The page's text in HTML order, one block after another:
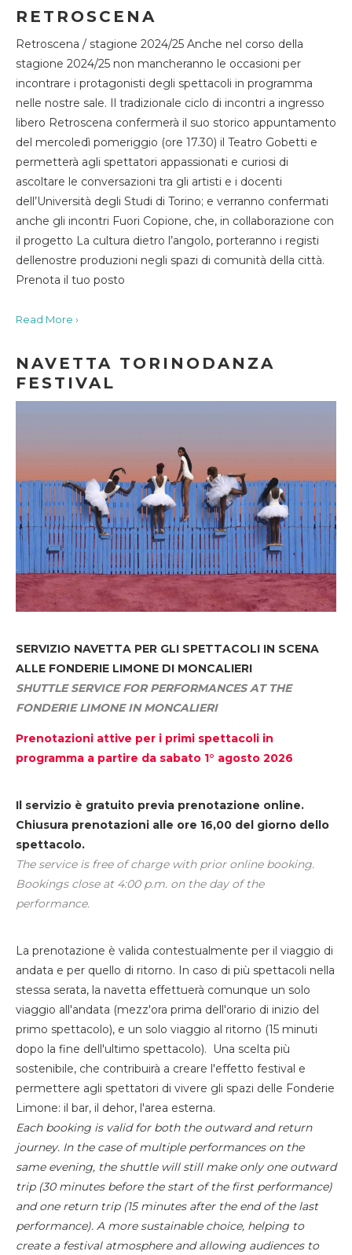
RETROSCENA
Retroscena / stagione 2024/25 Anche nel corso della
stagione 2024/25 non mancheranno le occasioni per
incontrare i protagonisti degli spettacoli in programma
nelle nostre sale. Il tradizionale ciclo di incontri a ingresso
libero Retroscena confermerà il suo storico appuntamento
del mercoledì pomeriggio (ore 17.30) il Teatro Gobetti e
permetterà agli spettatori appassionati e curiosi di
ascoltare le conversazioni tra gli artisti e i docenti
dell’Università degli Studi di Torino; e verranno confermati
anche gli incontri Fuori Copione, che, in collaborazione con
il progetto La cultura dietro l’angolo, porteranno i registi
dellenostre produzioni negli spazi di comunità della città.
Prenota il tuo posto
Read More ›
NAVETTA TORINODANZA
FESTIVAL
SERVIZIO NAVETTA PER GLI SPETTACOLI IN SCENA
ALLE FONDERIE LIMONE DI MONCALIERI
SHUTTLE SERVICE FOR PERFORMANCES AT THE
FONDERIE LIMONE IN MONCALIERI
Prenotazioni attive per i primi spettacoli in
programma a partire da sabato 1° agosto 2026
Il servizio è gratuito previa prenotazione online.
Chiusura prenotazioni alle ore 16,00 del giorno dello
spettacolo.
The service is free of charge with prior online booking.
Bookings close at 4:00 p.m. on the day of the
performance.
La prenotazione è valida contestualmente per il viaggio di
andata e per quello di ritorno. In caso di più spettacoli nella
stessa serata, la navetta effettuerà comunque un solo
viaggio all'andata (mezz'ora prima dell'orario di inizio del
primo spettacolo), e un solo viaggio al ritorno (15 minuti
dopo la fine dell'ultimo spettacolo). Una scelta più
sostenibile, che contribuirà a creare l'effetto festival e
permettere agli spettatori di vivere gli spazi delle Fonderie
Limone: il bar, il dehor, l'area esterna.
Each booking is valid for both the outward and return
journey. In the case of multiple performances on the
same evening, the shuttle will still make only one outward
trip (30 minutes before the start of the first performance)
and one return trip (15 minutes after the end of the last
performance). A more sustainable choice, helping to
create a festival atmosphere and allowing audiences to